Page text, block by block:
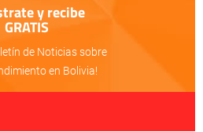
y recibe
GRATIS
de Noticias sobre
en Bolivia!